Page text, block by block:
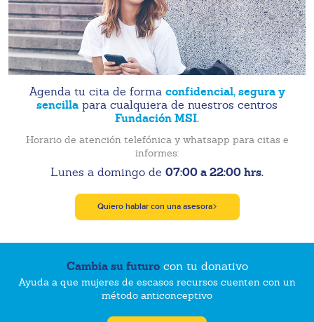
Agenda tu cita de forma confidencial, segura y
sencilla para cualquiera de nuestros centros
Fundación MSI.
Horario de atención telefónica y whatsapp para citas e
informes:
Lunes a domingo de 07:00 a 22:00 hrs.
Quiero hablar con una asesora
Cambia su futurocon tu donativo
Ayuda a que mujeres de escasos recursos cuenten con un
método anticonceptivo